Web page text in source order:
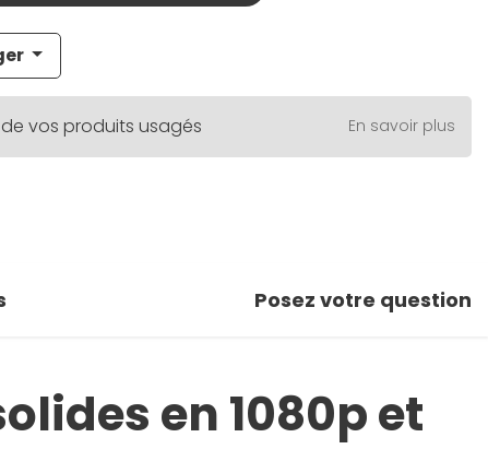
de vos produits usagés En savoir plus
Posez votre question
en 1080p et